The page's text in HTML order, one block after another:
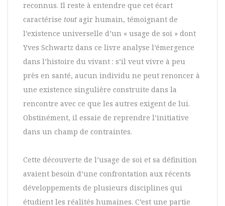
reconnus. Il reste à entendre que cet écart
caractérise tout agir humain, témoignant de
l’existence universelle d’un « usage de soi » dont
Yves Schwartz dans ce livre analyse l’émergence
dans l’histoire du vivant : s’il veut vivre à peu
près en santé, aucun individu ne peut renoncer à
une existence singulière construite dans la
rencontre avec ce que les autres exigent de lui.
Obstinément, il essaie de reprendre l’initiative
dans un champ de contraintes.
Cette découverte de l’usage de soi et sa définition
avaient besoin d’une confrontation aux récents
développements de plusieurs disciplines qui
étudient les réalités humaines. C’est une partie